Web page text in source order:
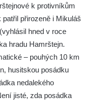
k protivníkům
přirozeně i Mikuláš
hned v roce
hradu Hamrštejn.
– pouhých 10 km
husitskou posádku
nedalekého
jisté, zda posádka